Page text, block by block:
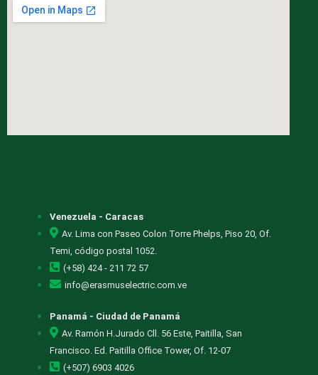
Venezuela - Caracas
Av. Lima con Paseo Colon Torre Phelps, Piso 20, Of.
Temi, código postal 1052.
(+58) 424 - 211 72 57
info@erasmuselectric.com.ve
Panamá - Ciudad de Panamá
Av. Ramón H.Jurado Cll. 56 Este, Paitilla, San
Francisco. Ed. Paitilla Office Tower, Of. 12-07
(+507) 6903 4026